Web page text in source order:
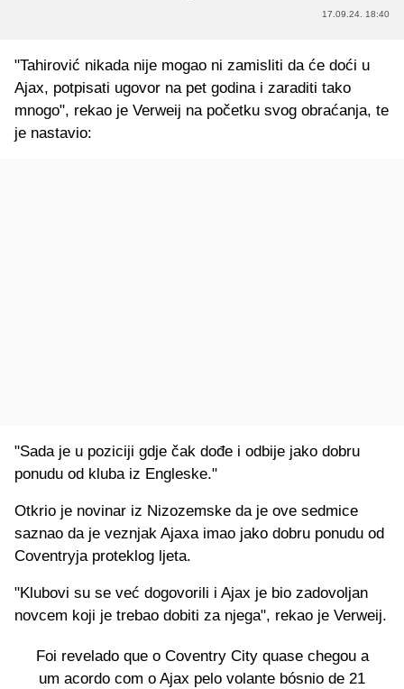
17.09.24. 18:40
"Tahirović nikada nije mogao ni zamisliti da će doći u
Ajax, potpisati ugovor na pet godina i zaraditi tako
mnogo", rekao je Verweij na početku svog obraćanja, te
je nastavio:
"Sada je u poziciji gdje čak dođe i odbije jako dobru
ponudu od kluba iz Engleske."
Otkrio je novinar iz Nizozemske da je ove sedmice
saznao da je veznjak Ajaxa imao jako dobru ponudu od
Coventryja proteklog ljeta.
"Klubovi su se već dogovorili i Ajax je bio zadovoljan
novcem koji je trebao dobiti za njega", rekao je Verweij.
Foi revelado que o Coventry City quase chegou a
um acordo com o Ajax pelo volante bósnio de 21